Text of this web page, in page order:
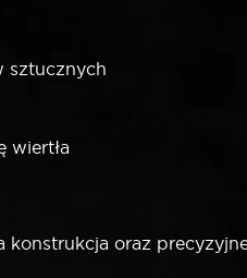
sztucznych
wiertła
oraz